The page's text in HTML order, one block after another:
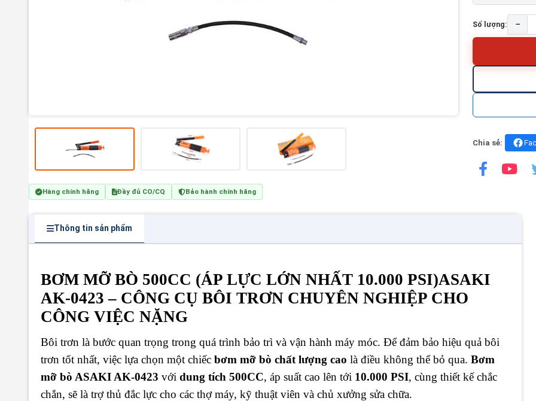
Hàng chính hãng Đầy đủ CO/CQ Bảo hành chính hãng
Số lượng: −
Chia sẻ:
Thông tin sản phẩm
BƠM MỠ BÒ 500CC (ÁP LỰC LỚN NHẤT 10.000 PSI)ASAKI
AK-0423 – CÔNG CỤ BÔI TRƠN CHUYÊN NGHIỆP CHO
CÔNG VIỆC NẶNG
Bôi trơn là bước quan trọng trong quá trình bảo trì và vận hành máy móc. Để đảm bảo hiệu quả bôi
trơn tốt nhất, việc lựa chọn một chiếc bơm mỡ bò chất lượng cao là điều không thể bỏ qua. Bơm
mỡ bò ASAKI AK-0423 với dung tích 500CC, áp suất cao lên tới 10.000 PSI, cùng thiết kế chắc
chắn, sẽ là trợ thủ đắc lực cho các thợ máy, kỹ thuật viên và chủ xưởng sửa chữa.